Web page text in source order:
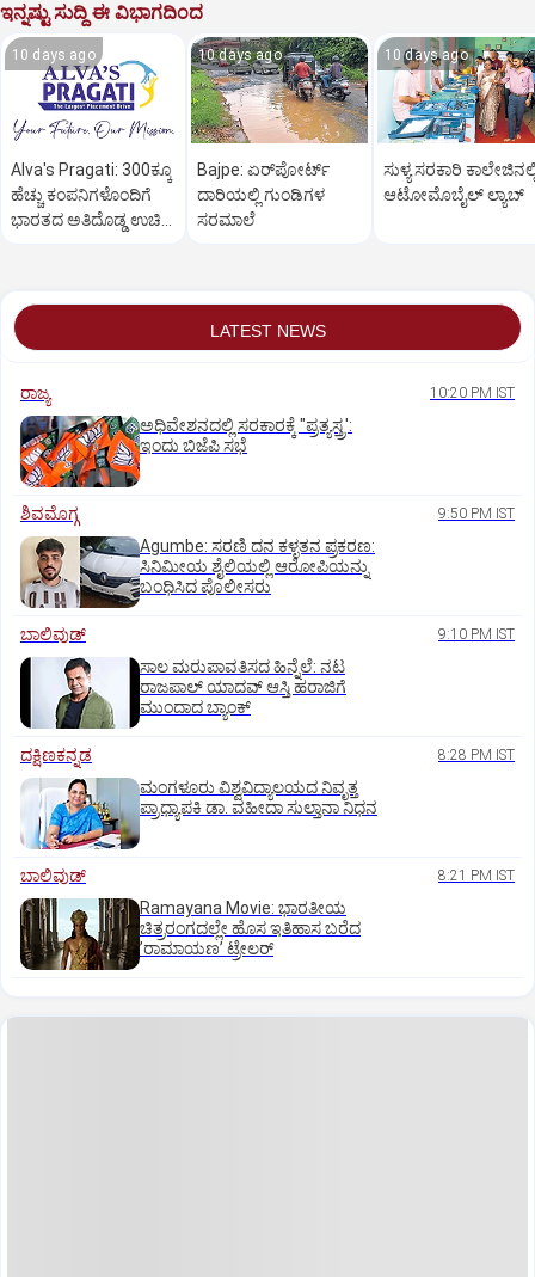
ಇನ್ನಷ್ಟು ಸುದ್ದಿ ಈ ವಿಭಾಗದಿಂದ
10 days ago
Alva's Pragati: 300ಕ್ಕೂ
ಹೆಚ್ಚು ಕಂಪನಿಗಳೊಂದಿಗೆ
ಭಾರತದ ಅತಿದೊಡ್ಡ ಉಚಿತ
10 days ago
Bajpe: ಏರ್‌ಪೋರ್ಟ್‌
ದಾರಿಯಲ್ಲಿ ಗುಂಡಿಗಳ
ಸರಮಾಲೆ
10 days ago
ಸುಳ್ಯ ಸರಕಾರಿ
ಆಟೋಮೊಬೈಲ್‌ ಲ್ಯಾಬ್‌
LATEST NEWS
ರಾಜ್ಯ 10:20 PM IST
ಅಧಿವೇಶನದಲ್ಲಿ ಸರಕಾರಕ್ಕೆ "ಪ್ರತ್ಯಸ್ತ್ರ':
ಇಂದು ಬಿಜೆಪಿ ಸಭೆ
ಶಿವಮೊಗ್ಗ 9:50 PM IST
Agumbe: ಸರಣಿ ದನ ಕಳ್ಳತನ ಪ್ರಕರಣ:
ಸಿನಿಮೀಯ ಶೈಲಿಯಲ್ಲಿ ಆರೋಪಿಯನ್ನು
ಬಂಧಿಸಿದ ಪೊಲೀಸರು
ಬಾಲಿವುಡ್‌ 9:10 PM IST
ಸಾಲ ಮರುಪಾವತಿಸದ ಹಿನ್ನೆಲೆ: ನಟ
ರಾಜಪಾಲ್ ಯಾದವ್‌ ಆಸ್ತಿ ಹರಾಜಿಗೆ
ಮುಂದಾದ ಬ್ಯಾಂಕ್
ದಕ್ಷಿಣಕನ್ನಡ 8:28 PM IST
ಮಂಗಳೂರು ವಿಶ್ವವಿದ್ಯಾಲಯದ ನಿವೃತ್ತ
ಪ್ರಾಧ್ಯಾಪಕಿ ಡಾ. ವಹೀದಾ ಸುಲ್ತಾನಾ ನಿಧನ
ಬಾಲಿವುಡ್‌ 8:21 PM IST
Ramayana Movie: ಭಾರತೀಯ
ಚಿತ್ರರಂಗದಲ್ಲೇ ಹೊಸ ಇತಿಹಾಸ ಬರೆದ
ʼರಾಮಾಯಣʼ ಟ್ರೇಲರ್